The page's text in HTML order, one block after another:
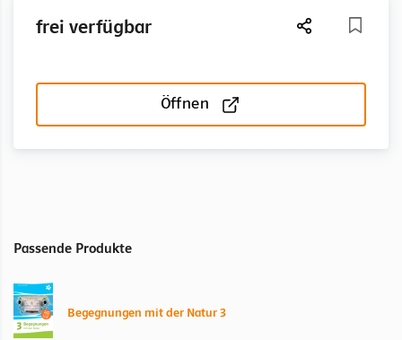
frei verfügbar
Öffnen
Passende Produkte
Begegnungen mit der Natur 3